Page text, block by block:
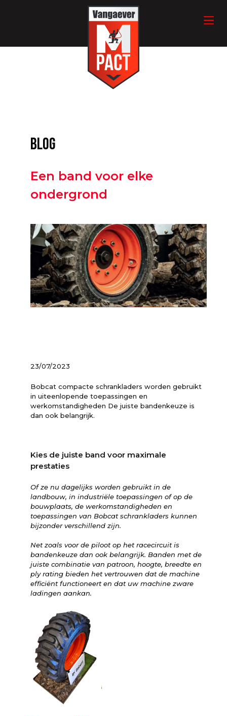
blog
Een band voor elke
ondergrond
23/07/2023
Bobcat compacte schrankladers worden gebruikt
in uiteenlopende toepassingen en
werkomstandigheden De juiste bandenkeuze is
dan ook belangrijk.
Kies de juiste band voor maximale
prestaties
Of ze nu dagelijks worden gebruikt in de
landbouw, in industriële toepassingen of op de
bouwplaats, de werkomstandigheden en
toepassingen van Bobcat schrankladers kunnen
bijzonder verschillend zijn.
Net zoals voor de piloot op het racecircuit is
bandenkeuze dan ook belangrijk. Banden met de
juiste combinatie van patroon, hoogte, breedte en
ply rating bieden het vertrouwen dat de machine
efficiënt functioneert en dat uw machine zware
ladingen aankan.